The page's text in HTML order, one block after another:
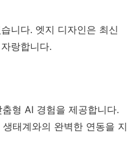
니다. 엣지 디자인은 최신
랑합니다.
형 AI 경험을 제공합니다.
태계와의 완벽한 연동을 지